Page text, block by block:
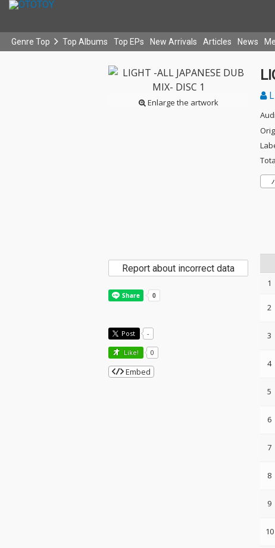
Genre Top Top Albums Top EPs New Arrivals Articles News
Enlarge the artwork
1
2
3
4
5
6
7
8
9
10
Report about incorrect data
Post -
Like! 0
Embed